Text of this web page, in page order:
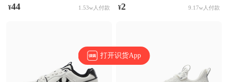
纯棉短袖T恤 21A2201T923 白花灰
¥44 1.53w人付款
码 132×190mm 抽纸
¥2 9.17w人付款
打开识货App